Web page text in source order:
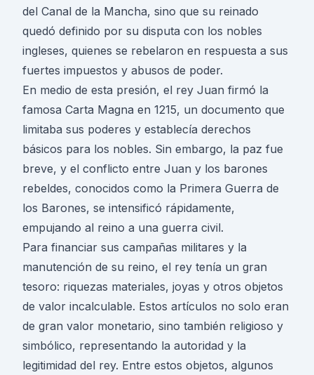
del Canal de la Mancha, sino que su reinado
quedó definido por su disputa con los nobles
ingleses, quienes se rebelaron en respuesta a sus
fuertes impuestos y abusos de poder.
En medio de esta presión, el rey Juan firmó la
famosa Carta Magna en 1215, un documento que
limitaba sus poderes y establecía derechos
básicos para los nobles. Sin embargo, la paz fue
breve, y el conflicto entre Juan y los barones
rebeldes, conocidos como la Primera Guerra de
los Barones, se intensificó rápidamente,
empujando al reino a una guerra civil.
Para financiar sus campañas militares y la
manutención de su reino, el rey tenía un gran
tesoro: riquezas materiales, joyas y otros objetos
de valor incalculable. Estos artículos no solo eran
de gran valor monetario, sino también religioso y
simbólico, representando la autoridad y la
legitimidad del rey. Entre estos objetos, algunos